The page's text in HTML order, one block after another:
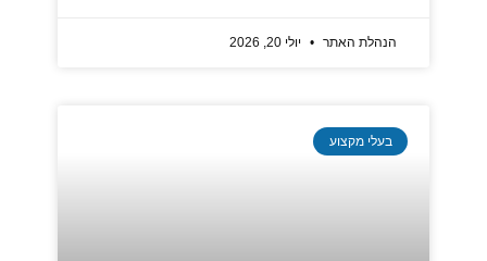
הנהלת האתר יולי 20, 2026
בעלי מקצוע